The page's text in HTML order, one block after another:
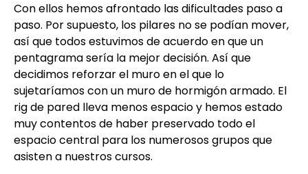
Con ellos hemos afrontado las dificultades paso a
paso. Por supuesto, los pilares no se podían mover,
así que todos estuvimos de acuerdo en que un
pentagrama sería la mejor decisión. Así que
decidimos reforzar el muro en el que lo
sujetaríamos con un muro de hormigón armado. El
rig de pared lleva menos espacio y hemos estado
muy contentos de haber preservado todo el
espacio central para los numerosos grupos que
asisten a nuestros cursos.